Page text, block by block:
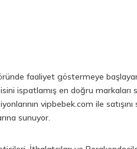
faaliyet göstermeye
ispatlamış en doğru
vipbebek.com ile
sunuyor.